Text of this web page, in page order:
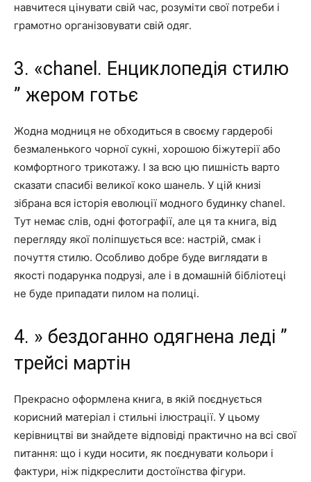
навчитеся цінувати свій час, розуміти свої потреби і
грамотно організовувати свій одяг.
3. «chanel. Енциклопедія стилю
” жером готьє
Жодна модниця не обходиться в своєму гардеробі
безмаленького чорної сукні, хорошою біжутерії або
комфортного трикотажу. І за всю цю пишність варто
сказати спасибі великої коко шанель. У цій книзі
зібрана вся історія еволюції модного будинку chanel.
Тут немає слів, одні фотографії, але ця та книга, від
перегляду якої поліпшується все: настрій, смак і
почуття стилю. Особливо добре буде виглядати в
якості подарунка подрузі, але і в домашній бібліотеці
не буде припадати пилом на полиці.
4. » бездоганно одягнена леді ”
трейсі мартін
Прекрасно оформлена книга, в якій поєднується
корисний матеріал і стильні ілюстрації. У цьому
керівництві ви знайдете відповіді практично на всі свої
питання: що і куди носити, як поєднувати кольори і
фактури, ніж підкреслити достоїнства фігури.